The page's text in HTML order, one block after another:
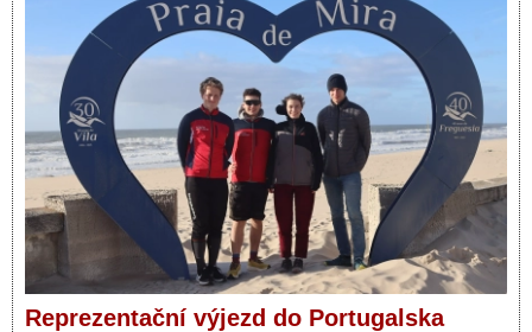
Reprezentační výjezd do Portugalska